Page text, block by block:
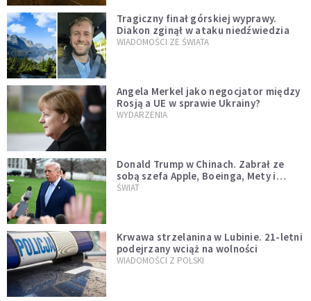
Tragiczny finał górskiej wyprawy.
Diakon zginął w ataku niedźwiedzia
WIADOMOŚCI ZE ŚWIATA
Angela Merkel jako negocjator między
Rosją a UE w sprawie Ukrainy?
WYDARZENIA
Donald Trump w Chinach. Zabrał ze
sobą szefa Apple, Boeinga, Mety i
Muska
ŚWIAT
Krwawa strzelanina w Lubinie. 21-letni
podejrzany wciąż na wolności
WIADOMOŚCI Z POLSKI